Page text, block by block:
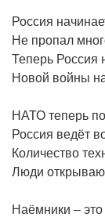
Россия
Не пропал
Теперь Россия
Новой войны
НАТО теперь
Россия ведёт
Количество
Люди
Наёмники –